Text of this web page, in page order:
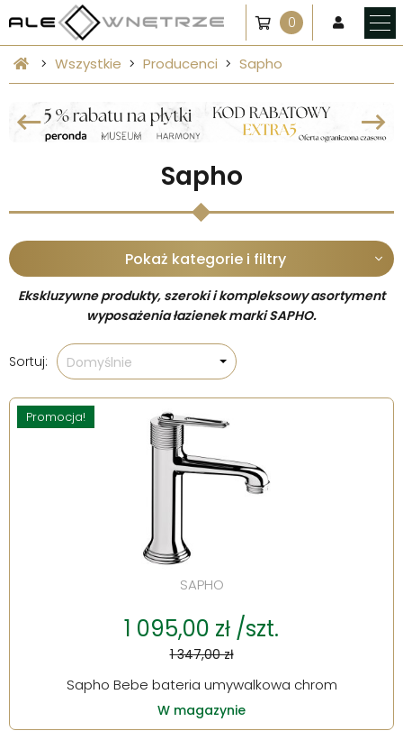
0
Wszystkie Producenci Sapho
Sapho
Pokaż kategorie i filtry
Ekskluzywne produkty, szeroki i kompleksowy asortyment
wyposażenia łazienek marki SAPHO.
Sortuj: Domyślnie
Promocja!
SAPHO
1 095,00 zł /szt.
1 347,00 zł
Sapho Bebe bateria umywalkowa chrom
W magazynie